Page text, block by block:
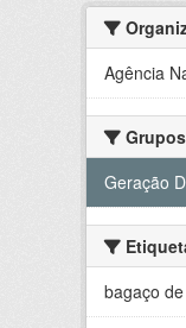
Agência
Grupos
Geração
bagaço